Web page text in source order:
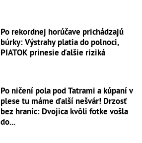
Po rekordnej horúčave prichádzajú
búrky: Výstrahy platia do polnoci,
PIATOK prinesie ďalšie riziká
Po ničení pola pod Tatrami a kúpaní v
plese tu máme ďalší nešvár! Drzosť
bez hraníc: Dvojica kvôli fotke vošla
do...